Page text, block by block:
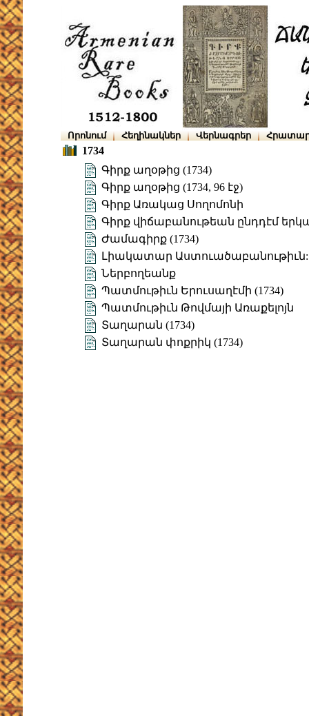
Որոնում Հեղինակներ Վերնագրեր
1734
Գիրք աղօթից (1734)
Գիրք աղօթից (1734, 96 էջ)
Գիրք Առակաց Սողոմոնի
Գիրք վիճաբանութեան ընդդէմ
Ժամագիրք (1734)
Լիակատար Աստուածաբանութիւն:
Ներբողեանք
Պատմութիւն Երուսաղէմի (1734)
Պատմութիւն Թովմայի Առաքելոյն
Տաղարան (1734)
Տաղարան փոքրիկ (1734)